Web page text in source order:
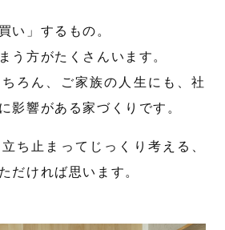
い」するもの。
う方がたくさんいます。
ろん、ご家族の人生にも、社
影響がある家づくりです。
ち止まってじっくり考える、
だければ思います。